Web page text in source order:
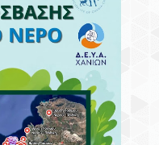
Κασταμονίτσα Με
Κρήτης
Του
10